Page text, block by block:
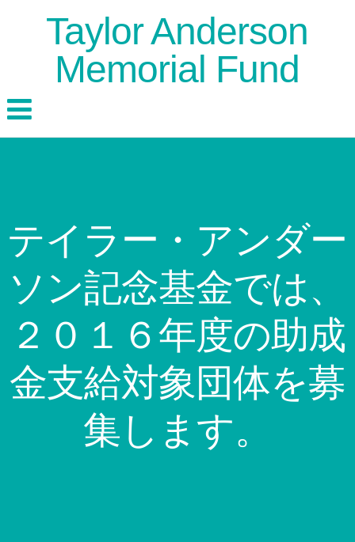
Taylor Anderson
Memorial Fund
テイラー・アンダー
ソン記念基金では、
２０１６年度の助成
金支給対象団体を募
集します。